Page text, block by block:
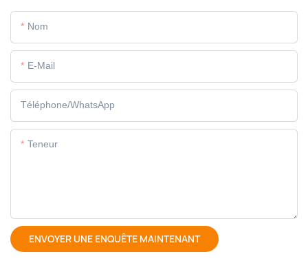
Nom
E-Mail
Téléphone/WhatsApp
Teneur
ENVOYER UNE ENQUÊTE MAINTENANT